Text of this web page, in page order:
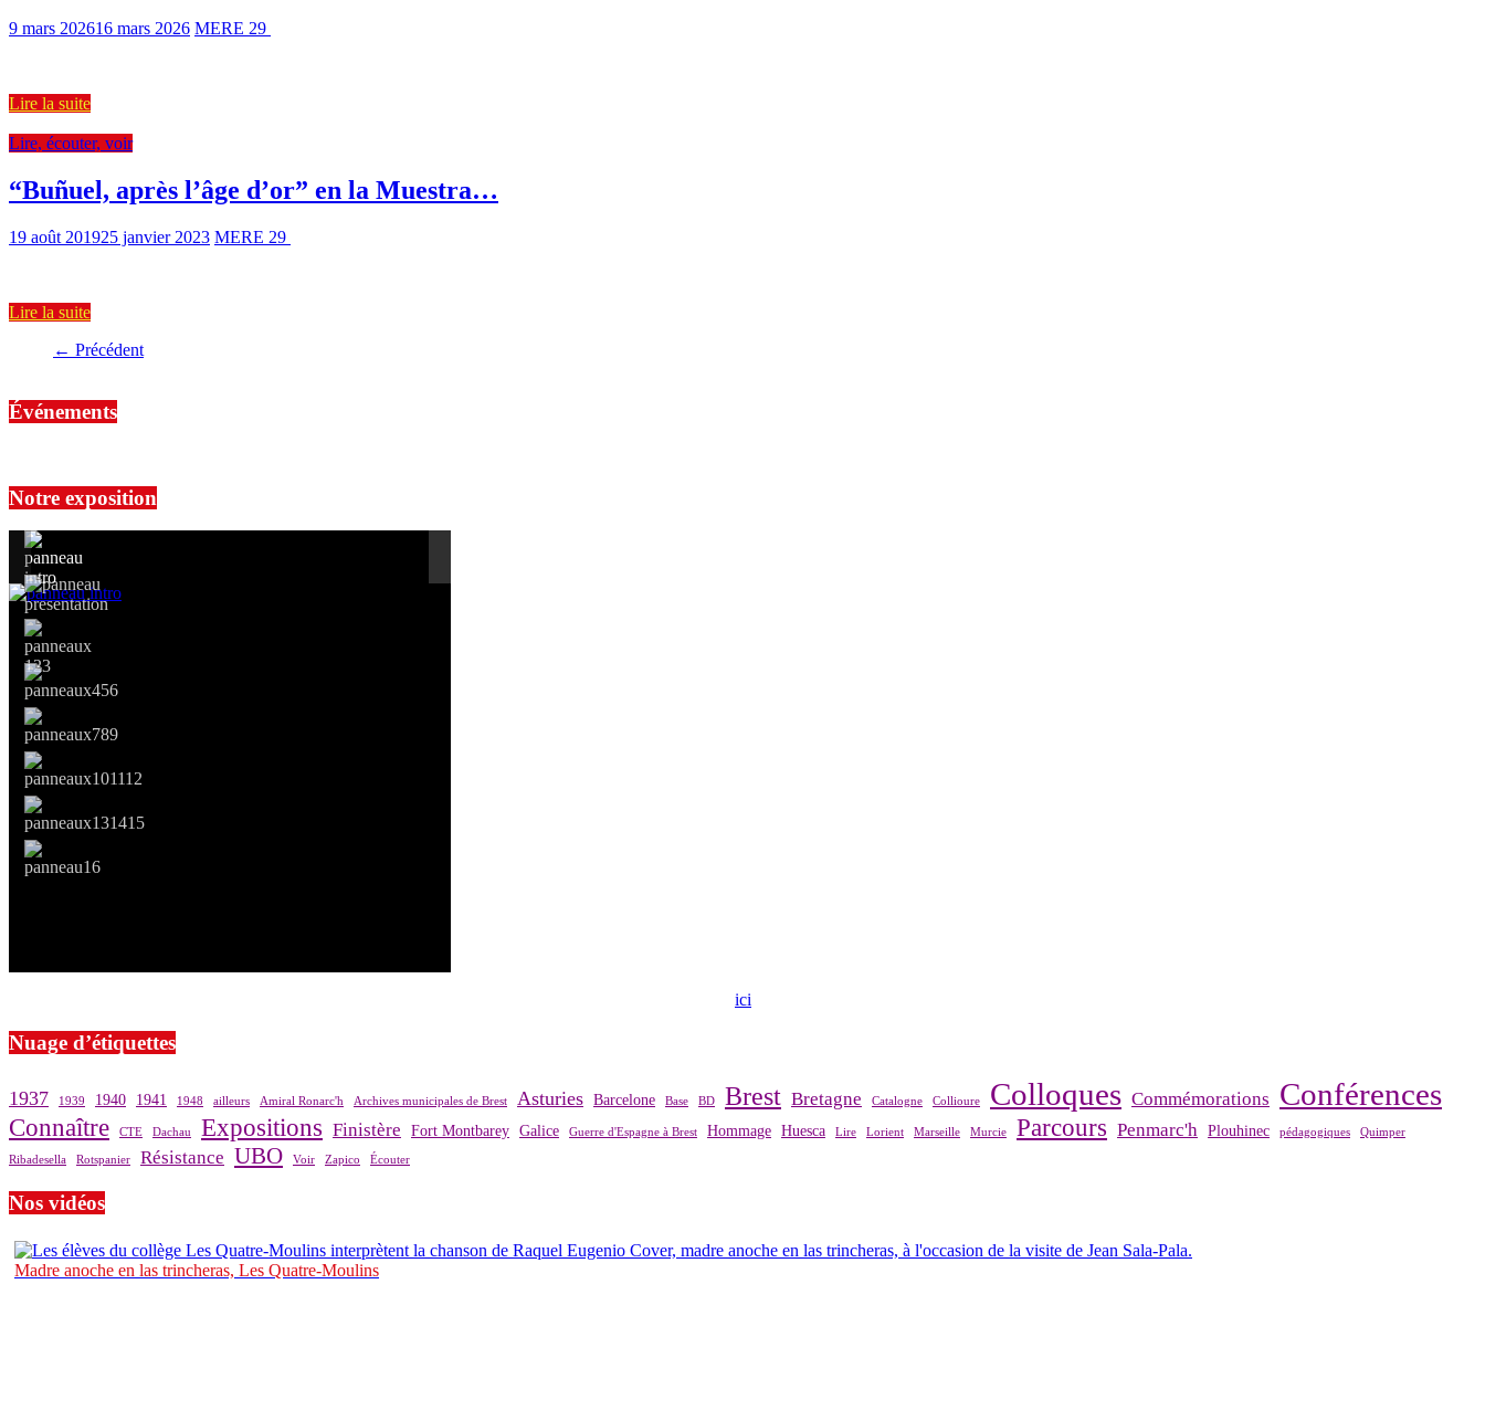
9 mars 202616 mars 2026 MERE 29
Lire la suite
Lire, écouter, voir
“Buñuel, après l’âge d’or” en la Muestra…
19 août 201925 janvier 2023 MERE 29
Lire la suite
← Précédent
Événements
Notre exposition
ici
Nuage d’étiquettes
1937 1939 1940 1941 1948 ailleurs Amiral Ronarc'h Archives municipales de Brest Asturies Barcelone Base BD Brest Bretagne Catalogne Collioure Colloques Commémorations Conférences
Connaître CTE Dachau Expositions Finistère Fort Montbarey Galice Guerre d'Espagne à Brest Hommage Huesca Lire Lorient Marseille Murcie Parcours Penmarc'h Plouhinec pédagogiques Quimper
Ribadesella Rotspanier Résistance UBO Voir Zapico Écouter
Nos vidéos
Madre anoche en las trincheras, Les Quatre-Moulins